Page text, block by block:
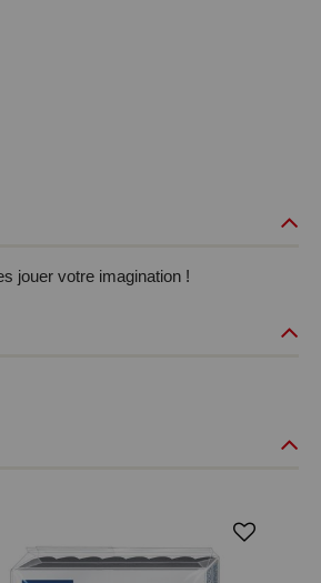
jouer votre imagination !